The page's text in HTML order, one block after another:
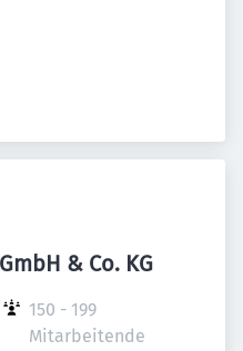
& Co. KG
150 - 199
Mitarbeitende